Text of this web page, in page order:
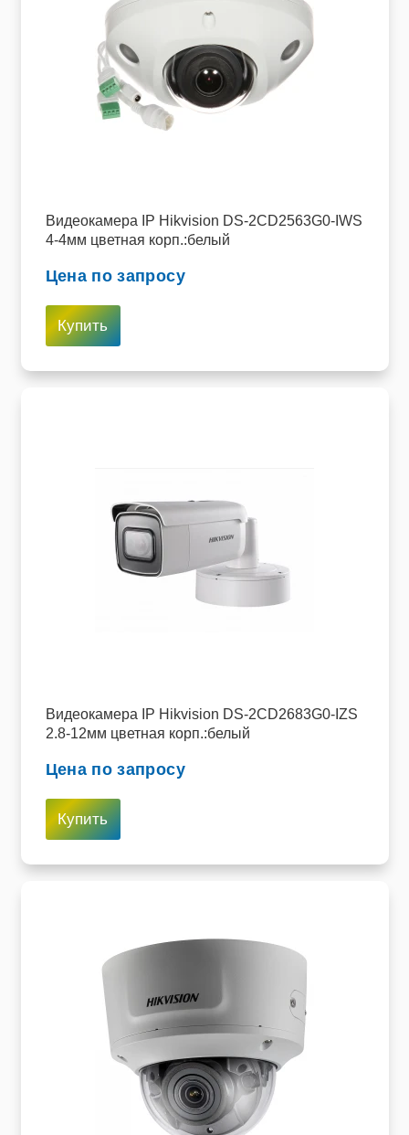
Видеокамера IP Hikvision DS-2CD2563G0-IWS
4-4мм цветная корп.:белый
Цена по запросу
Купить
Видеокамера IP Hikvision DS-2CD2683G0-IZS
2.8-12мм цветная корп.:белый
Цена по запросу
Купить